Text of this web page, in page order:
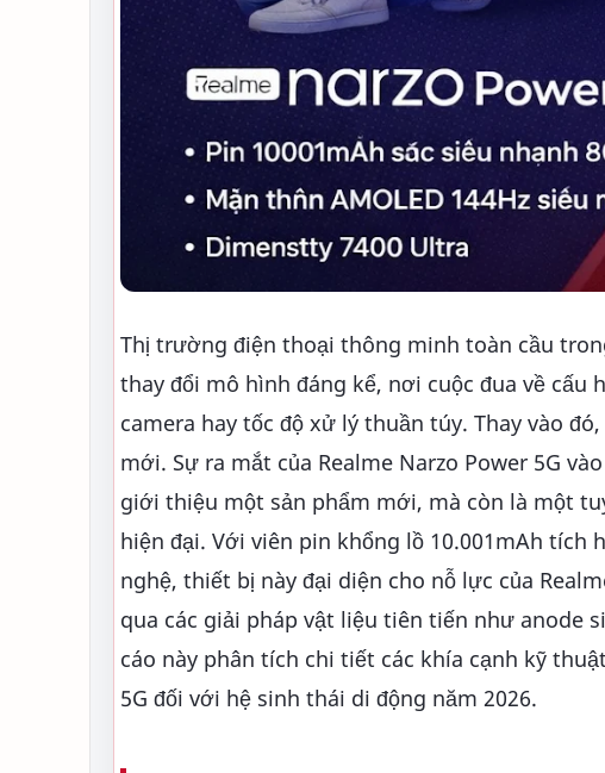
Thị trường điện thoại thông minh toàn cầu
thay đổi mô hình đáng kể, nơi cuộc đua về
camera hay tốc độ xử lý thuần túy. Thay vào
mới. Sự ra mắt của Realme Narzo Power 5G
giới thiệu một sản phẩm mới, mà còn là một
hiện đại. Với viên pin khổng lồ 10.001mAh
nghệ, thiết bị này đại diện cho nỗ lực của
qua các giải pháp vật liệu tiên tiến như anode
cáo này phân tích chi tiết các khía cạnh kỹ
5G đối với hệ sinh thái di động năm 2026.